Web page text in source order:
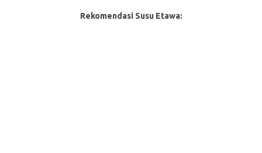
Rekomendasi Susu Etawa: